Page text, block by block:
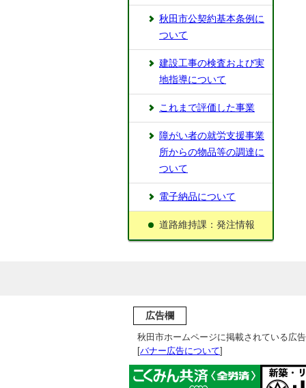
秋田市公契約基本条例に
ついて
建設工事の検査および実
地指導について
これまで評価した事業
障がい者の就労支援事業
所からの物品等の調達に
ついて
電子納品について
道路維持課：発注情報
広告欄
秋田市ホームページに掲載されている広
[バナー広告について]